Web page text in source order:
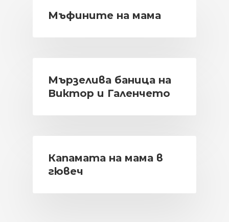
Мъфините на мама
Мързелива баница на
Виктор и Галенчето
Капамата на мама в
гювеч